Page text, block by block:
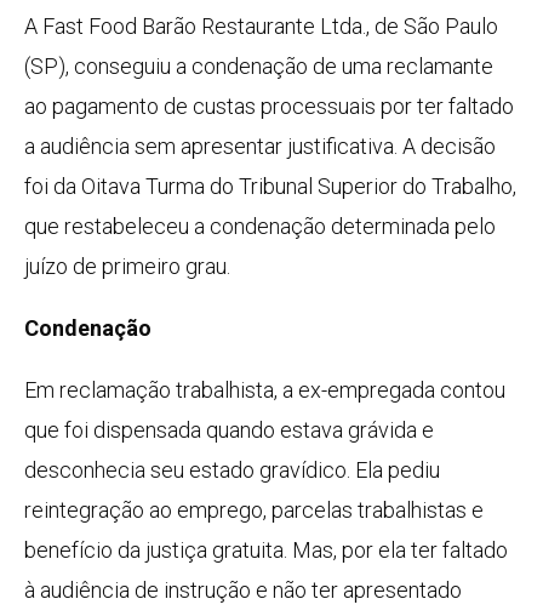
A Fast Food Barão Restaurante Ltda., de São Paulo
(SP), conseguiu a condenação de uma reclamante
ao pagamento de custas processuais por ter faltado
a audiência sem apresentar justificativa. A decisão
foi da Oitava Turma do Tribunal Superior do Trabalho,
que restabeleceu a condenação determinada pelo
juízo de primeiro grau.
Condenação
Em reclamação trabalhista, a ex-empregada contou
que foi dispensada quando estava grávida e
desconhecia seu estado gravídico. Ela pediu
reintegração ao emprego, parcelas trabalhistas e
benefício da justiça gratuita. Mas, por ela ter faltado
à audiência de instrução e não ter apresentado